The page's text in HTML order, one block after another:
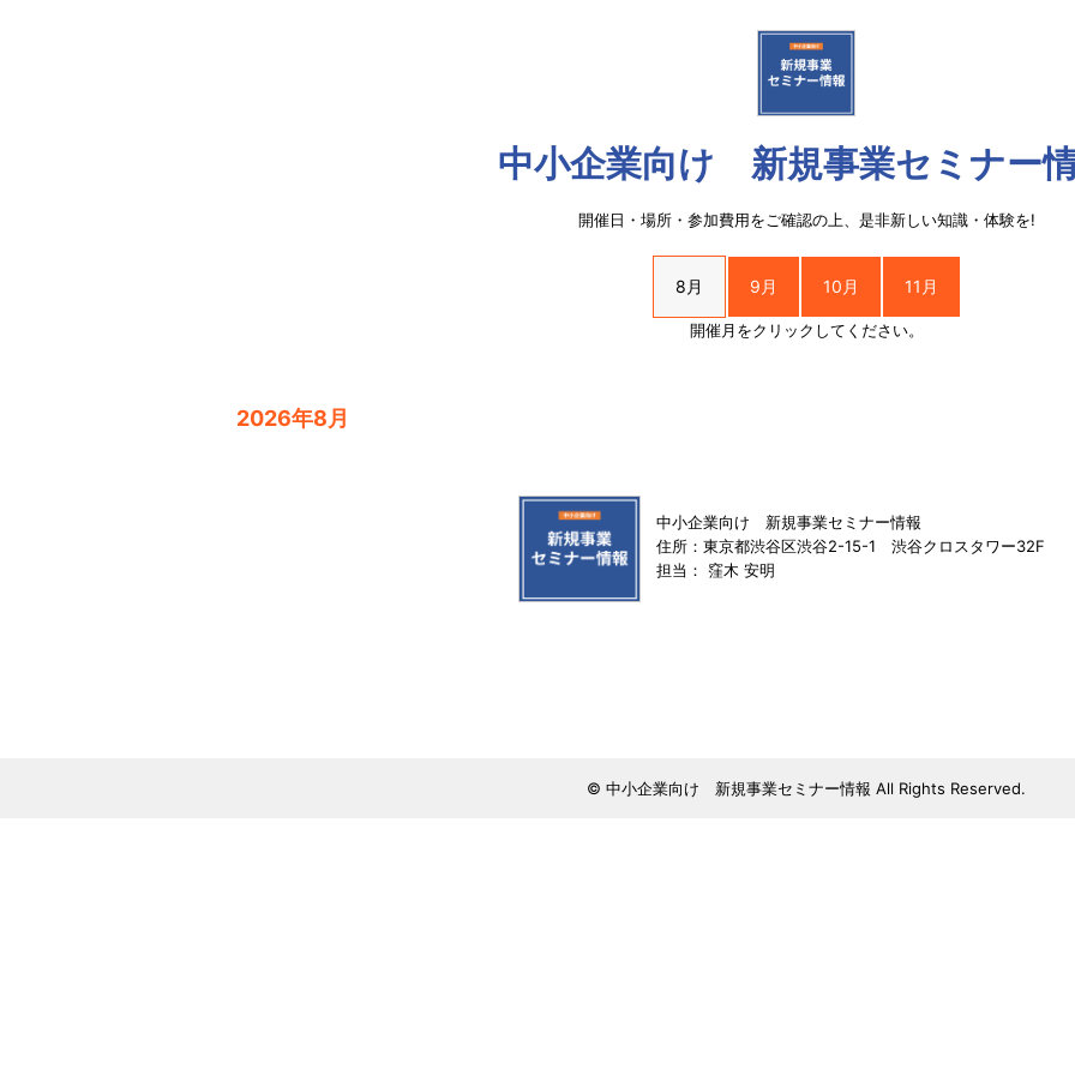
中小企業向け 新規事業セミナー
開催日・場所・参加費用をご確認の上、是非新しい知識・体験を!
8月 9月 10月 11月
開催月をクリックしてください。
2026年8月
中小企業向け 新規事業セミナー情報
住所：東京都渋谷区渋谷2-15-1 渋谷クロスタワー32F
担当： 窪木 安明
© 中小企業向け 新規事業セミナー情報 All Rights Reserved.